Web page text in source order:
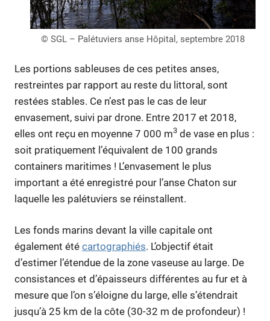
© SGL – Palétuviers anse Hôpital, septembre 2018
Les portions sableuses de ces petites anses,
restreintes par rapport au reste du littoral, sont
restées stables. Ce n’est pas le cas de leur
envasement, suivi par drone. Entre 2017 et 2018,
elles ont reçu en moyenne 7 000 m3 de vase en plus :
soit pratiquement l’équivalent de 100 grands
containers maritimes ! L’envasement le plus
important a été enregistré pour l’anse Chaton sur
laquelle les palétuviers se réinstallent.
Les fonds marins devant la ville capitale ont
également été cartographiés. L’objectif était
d’estimer l’étendue de la zone vaseuse au large. De
consistances et d’épaisseurs différentes au fur et à
mesure que l’on s’éloigne du large, elle s’étendrait
jusqu’à 25 km de la côte (30-32 m de profondeur) !